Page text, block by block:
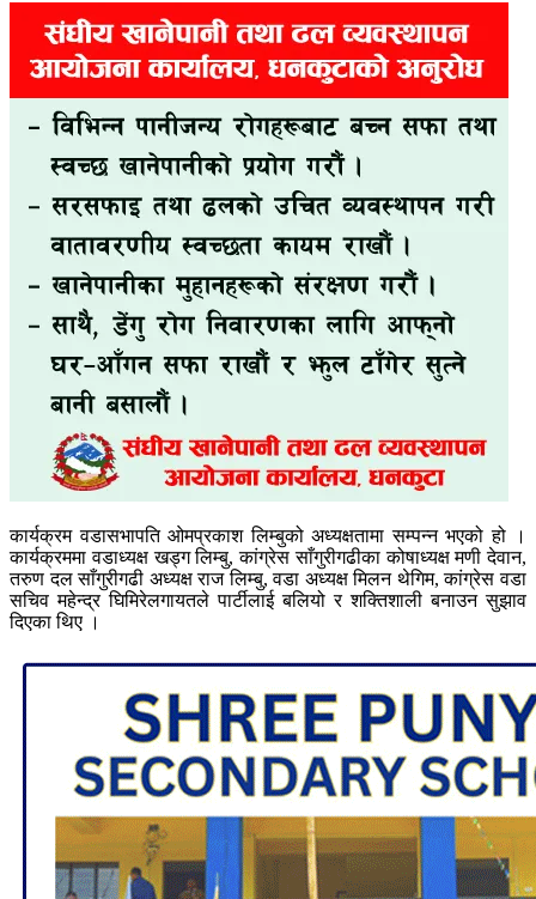
कार्यक्रम वडासभापति ओमप्रकाश लिम्बुको अध्यक्षतामा सम्पन्न भएको हो ।
कार्यक्रममा वडाध्यक्ष खड्ग लिम्बु, कांग्रेस साँगुरीगढीका कोषाध्यक्ष मणी देवान,
तरुण दल साँगुरीगढी अध्यक्ष राज लिम्बु, वडा अध्यक्ष मिलन थेगिम, कांग्रेस वडा
सचिव महेन्द्र घिमिरेलगायतले पार्टीलाई बलियो र शक्तिशाली बनाउन सुझाव
दिएका थिए ।